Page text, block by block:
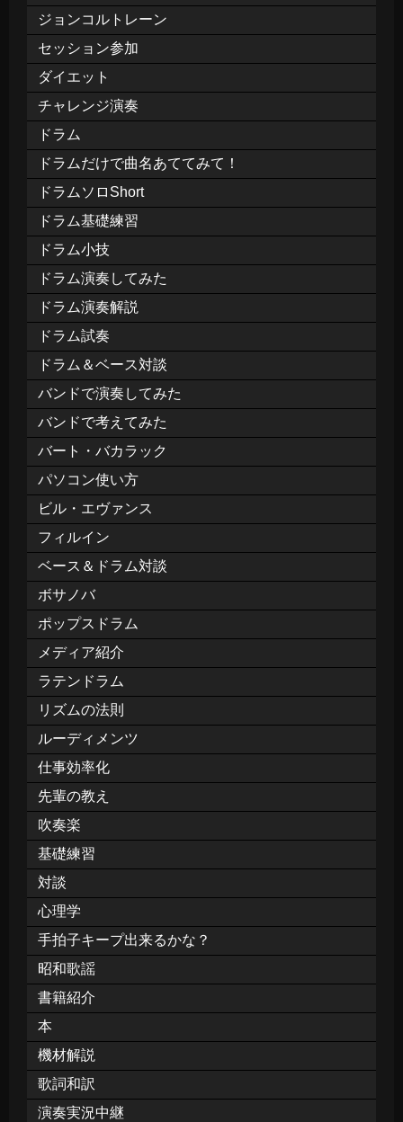
ジョンコルトレーン
セッション参加
ダイエット
チャレンジ演奏
ドラム
ドラムだけで曲名あててみて！
ドラムソロShort
ドラム基礎練習
ドラム小技
ドラム演奏してみた
ドラム演奏解説
ドラム試奏
ドラム＆ベース対談
バンドで演奏してみた
バンドで考えてみた
バート・バカラック
パソコン使い方
ビル・エヴァンス
フィルイン
ベース＆ドラム対談
ボサノバ
ポップスドラム
メディア紹介
ラテンドラム
リズムの法則
ルーディメンツ
仕事効率化
先輩の教え
吹奏楽
基礎練習
対談
心理学
手拍子キープ出来るかな？
昭和歌謡
書籍紹介
本
機材解説
歌詞和訳
演奏実況中継